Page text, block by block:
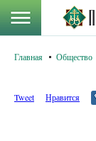
Главная Общество
Tweet Нравится